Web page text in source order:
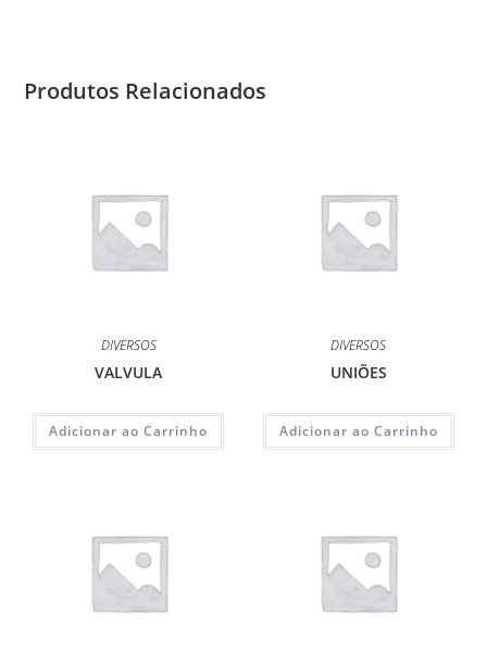
Produtos Relacionados
DIVERSOS
VALVULA
Adicionar ao Carrinho
DIVERSOS
UNIÕES
Adicionar ao Carrinho